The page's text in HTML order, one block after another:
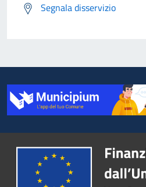
Segnala disservizio